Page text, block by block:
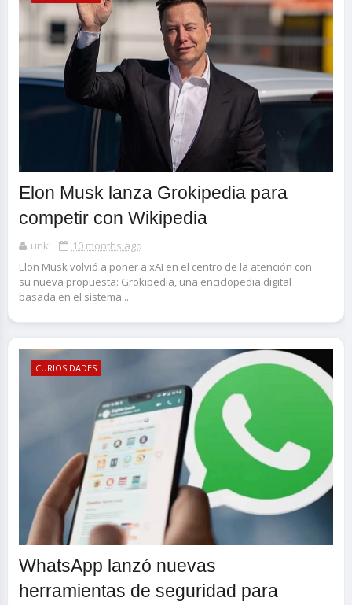
Elon Musk lanza Grokipedia para
competir con Wikipedia
unk!
10 months ago
Elon Musk volvió a poner a xAI en el centro de la atención con
su nueva propuesta: Grokipedia, una enciclopedia digital
basada en el sistema...
CURIOSIDADES
WhatsApp lanzó nuevas
herramientas de seguridad para